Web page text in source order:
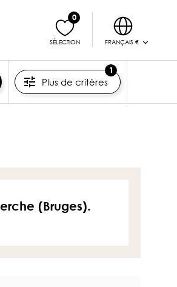
SÉLECTION
0
FRANÇAIS €
Plus de critères
1
(Bruges).